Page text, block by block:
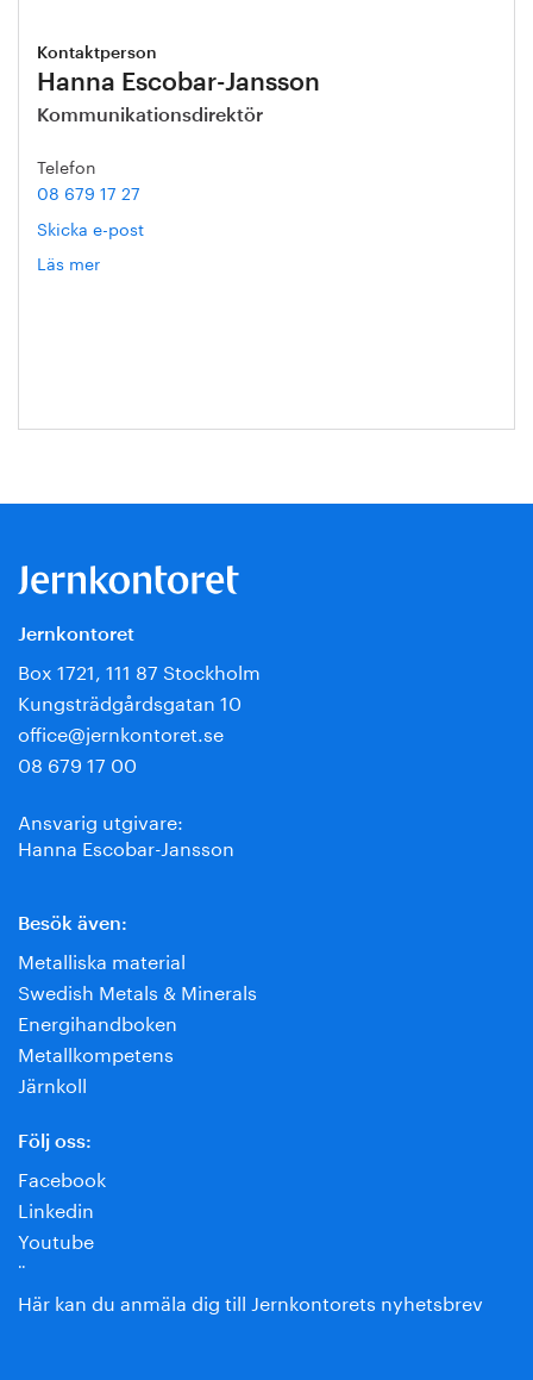
Kontaktperson
Hanna Escobar-Jansson
Kommunikationsdirektör
Telefon
08 679 17 27
Skicka e-post
Läs mer
Jernkontoret
Box 1721, 111 87 Stockholm
Kungsträdgårdsgatan 10
office@jernkontoret.se
08 679 17 00
Ansvarig utgivare:
Hanna Escobar-Jansson
Besök även:
Metalliska material
Swedish Metals & Minerals
Energihandboken
Metallkompetens
Järnkoll
Följ oss:
Facebook
Linkedin
Youtube
¨
Här kan du anmäla dig till Jernkontorets nyhetsbrev